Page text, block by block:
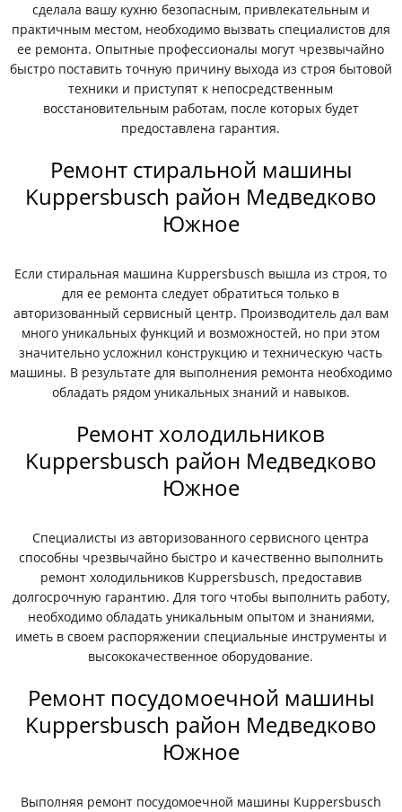
сделала вашу кухню безопасным, привлекательным и
практичным местом, необходимо вызвать специалистов для
ее ремонта. Опытные профессионалы могут чрезвычайно
быстро поставить точную причину выхода из строя бытовой
техники и приступят к непосредственным
восстановительным работам, после которых будет
предоставлена гарантия.
Ремонт стиральной машины
Kuppersbusch район Медведково
Южное
Если стиральная машина Kuppersbusch вышла из строя, то
для ее ремонта следует обратиться только в
авторизованный сервисный центр. Производитель дал вам
много уникальных функций и возможностей, но при этом
значительно усложнил конструкцию и техническую часть
машины. В результате для выполнения ремонта необходимо
обладать рядом уникальных знаний и навыков.
Ремонт холодильников
Kuppersbusch район Медведково
Южное
Специалисты из авторизованного сервисного центра
способны чрезвычайно быстро и качественно выполнить
ремонт холодильников Kuppersbusch, предоставив
долгосрочную гарантию. Для того чтобы выполнить работу,
необходимо обладать уникальным опытом и знаниями,
иметь в своем распоряжении специальные инструменты и
высококачественное оборудование.
Ремонт посудомоечной машины
Kuppersbusch район Медведково
Южное
Выполняя ремонт посудомоечной машины Kuppersbusch